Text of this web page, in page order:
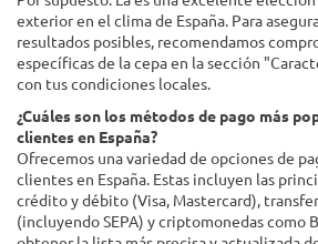
exterior en el clima de España. Para
resultados posibles, recomendamos
específicas de la cepa en la sección
con tus condiciones locales.
¿Cuáles son los métodos de pago más
clientes en España?
Ofrecemos una variedad de opciones de
clientes en España. Estas incluyen las
crédito y débito (Visa, Mastercard),
(incluyendo SEPA) y criptomonedas como